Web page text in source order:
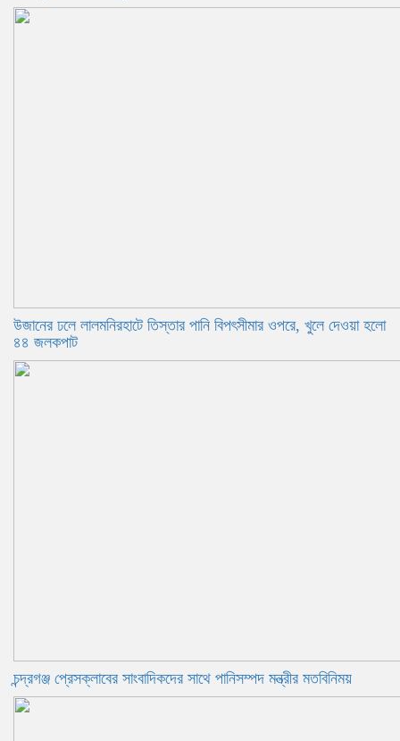
উজানের ঢলে লালমনিরহাটে তিস্তার পানি বিপৎসীমার ওপরে, খুলে দেওয়া হলো
৪৪ জলকপাট
চন্দ্রগঞ্জ প্রেসক্লাবের সাংবাদিকদের সাথে পানিসম্পদ মন্ত্রীর মতবিনিময়